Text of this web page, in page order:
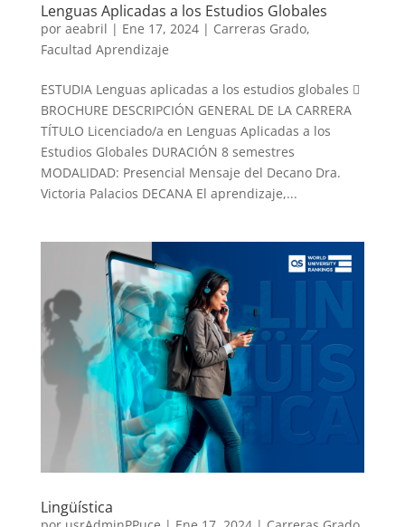
Lenguas Aplicadas a los Estudios Globales
por aeabril | Ene 17, 2024| Carreras Grado,
Facultad Aprendizaje
ESTUDIA Lenguas aplicadas a los estudios globales 
BROCHURE DESCRIPCIÓN GENERAL DE LA CARRERA
TÍTULO Licenciado/a en Lenguas Aplicadas a los
Estudios Globales DURACIÓN 8 semestres
MODALIDAD: Presencial Mensaje del Decano Dra.
Victoria Palacios DECANA El aprendizaje,...
Lingüística